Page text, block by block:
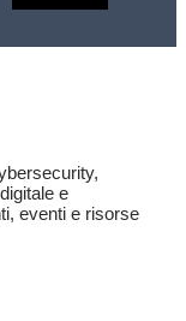
e
eventi e risorse